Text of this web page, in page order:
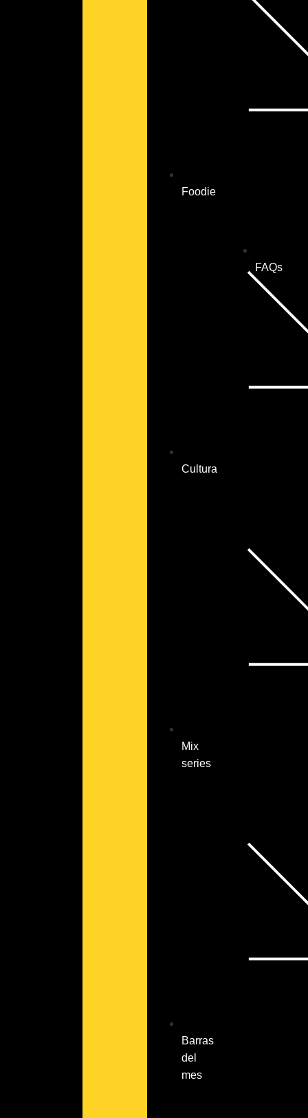
Foodie
Cultura
Mix
series
Barras
del
mes
FAQs